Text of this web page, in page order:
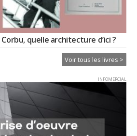
quelle architecture d’ici ?
Voir tous les livres >
INFOMERCIAL